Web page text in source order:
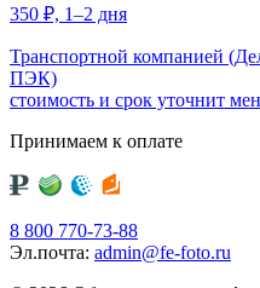
350 ₽, 1–2 дня
Транспортной компанией
ПЭК)
стоимость и срок уточнит
Принимаем к оплате
8 800 770-73-88
Эл.почта: admin@fe-foto.ru